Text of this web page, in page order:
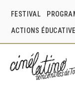
FESTIVAL
ACTIONS